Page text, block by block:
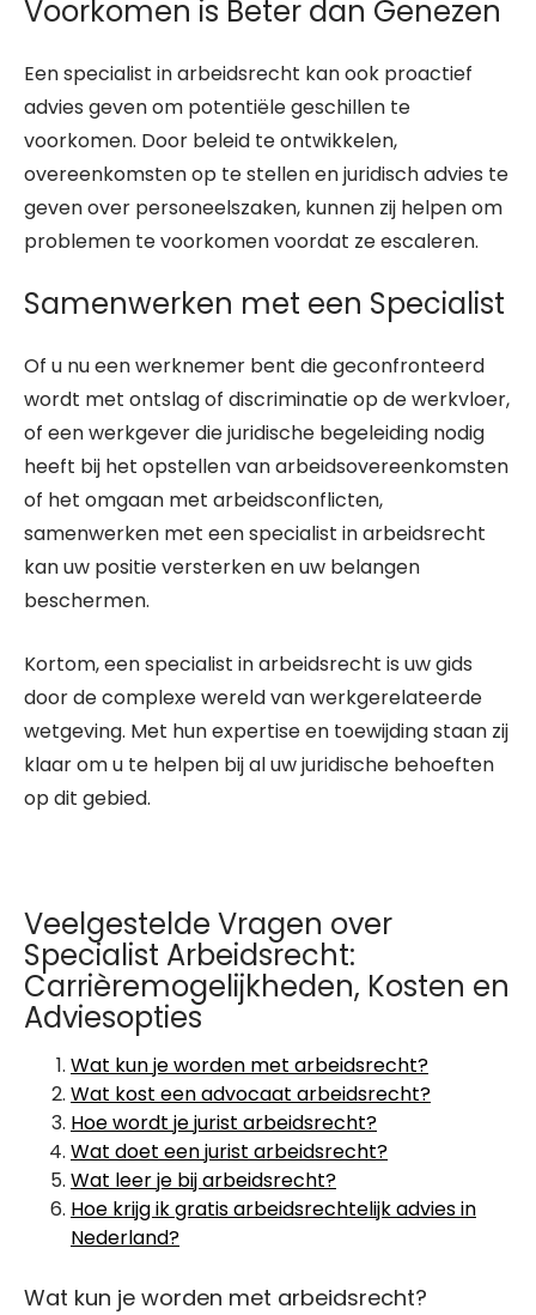
Voorkomen is Beter dan Genezen
Een specialist in arbeidsrecht kan ook proactief
advies geven om potentiële geschillen te
voorkomen. Door beleid te ontwikkelen,
overeenkomsten op te stellen en juridisch advies te
geven over personeelszaken, kunnen zij helpen om
problemen te voorkomen voordat ze escaleren.
Samenwerken met een Specialist
Of u nu een werknemer bent die geconfronteerd
wordt met ontslag of discriminatie op de werkvloer,
of een werkgever die juridische begeleiding nodig
heeft bij het opstellen van arbeidsovereenkomsten
of het omgaan met arbeidsconflicten,
samenwerken met een specialist in arbeidsrecht
kan uw positie versterken en uw belangen
beschermen.
Kortom, een specialist in arbeidsrecht is uw gids
door de complexe wereld van werkgerelateerde
wetgeving. Met hun expertise en toewijding staan zij
klaar om u te helpen bij al uw juridische behoeften
op dit gebied.
Veelgestelde Vragen over
Specialist Arbeidsrecht:
Carrièremogelijkheden, Kosten en
Adviesopties
Wat kun je worden met arbeidsrecht?
Wat kost een advocaat arbeidsrecht?
Hoe wordt je jurist arbeidsrecht?
Wat doet een jurist arbeidsrecht?
Wat leer je bij arbeidsrecht?
Hoe krijg ik gratis arbeidsrechtelijk advies in
Nederland?
Wat kun je worden met arbeidsrecht?